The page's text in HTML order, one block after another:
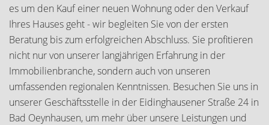
es um den Kauf einer neuen Wohnung oder den Verkauf
Ihres Hauses geht - wir begleiten Sie von der ersten
Beratung bis zum erfolgreichen Abschluss. Sie profitieren
nicht nur von unserer langjährigen Erfahrung in der
Immobilienbranche, sondern auch von unseren
umfassenden regionalen Kenntnissen. Besuchen Sie uns in
unserer Geschäftsstelle in der Eidinghausener Straße 24 in
Bad Oeynhausen, um mehr über unsere Leistungen und